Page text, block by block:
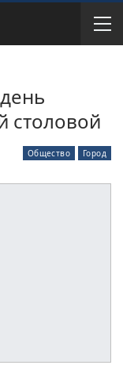
столовой
Общество Город